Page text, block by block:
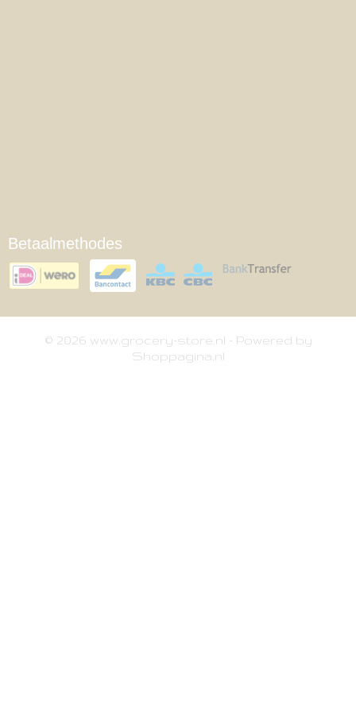
Betaalmethodes
© 2026 www.grocery-store.nl - Powered by
Shoppagina.nl